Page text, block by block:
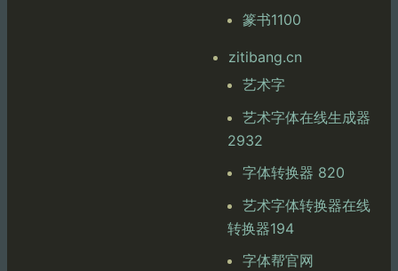
篆书1100
zitibang.cn
艺术字
艺术字体在线生成器
2932
字体转换器 820
艺术字体转换器在线
转换器194
字体帮官网